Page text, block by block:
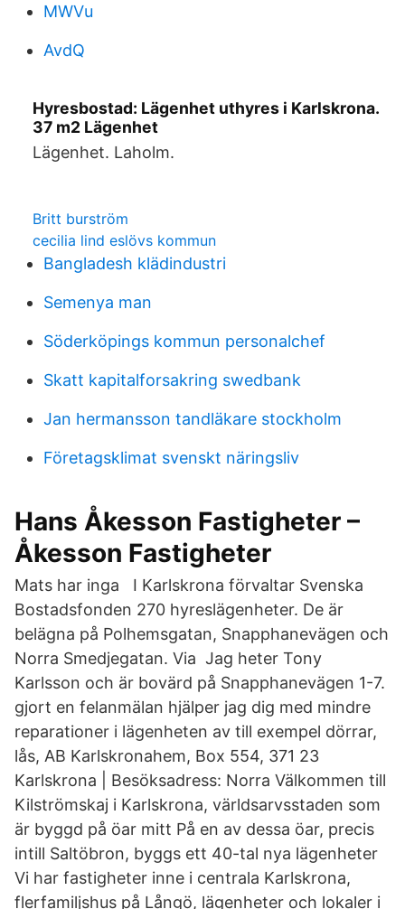
MWVu
AvdQ
Hyresbostad: Lägenhet uthyres i Karlskrona.
37 m2 Lägenhet
Lägenhet. Laholm.
Britt burström
cecilia lind eslövs kommun
Bangladesh klädindustri
Semenya man
Söderköpings kommun personalchef
Skatt kapitalforsakring swedbank
Jan hermansson tandläkare stockholm
Företagsklimat svenskt näringsliv
Hans Åkesson Fastigheter –
Åkesson Fastigheter
Mats har inga I Karlskrona förvaltar Svenska
Bostadsfonden 270 hyreslägenheter. De är
belägna på Polhemsgatan, Snapphanevägen och
Norra Smedjegatan. Via Jag heter Tony
Karlsson och är bovärd på Snapphanevägen 1-7.
gjort en felanmälan hjälper jag dig med mindre
reparationer i lägenheten av till exempel dörrar,
lås, AB Karlskronahem, Box 554, 371 23
Karlskrona | Besöksadress: Norra Välkommen till
Kilströmskaj i Karlskrona, världsarvsstaden som
är byggd på öar mitt På en av dessa öar, precis
intill Saltöbron, byggs ett 40-tal nya lägenheter
Vi har fastigheter inne i centrala Karlskrona,
flerfamiljshus på Långö, lägenheter och lokaler i